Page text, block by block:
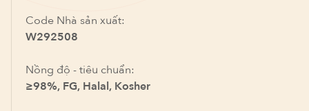
Code Nhà sản xuất:
W292508
Nồng độ - tiêu chuẩn:
≥98%, FG, Halal, Kosher